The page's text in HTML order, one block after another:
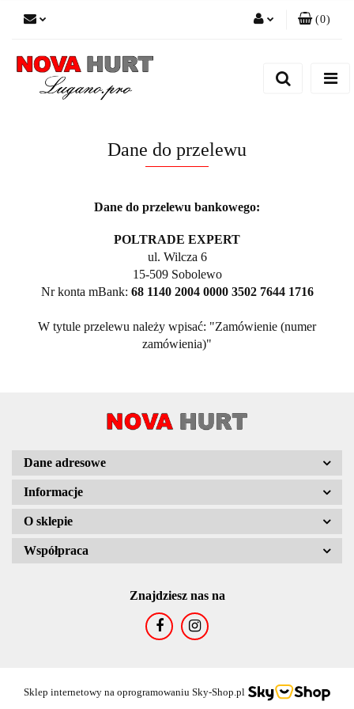
(0)
Dane do przelewu
Dane do przelewu bankowego:
POLTRADE EXPERT
ul. Wilcza 6
15-509 Sobolewo
Nr konta mBank: 68 1140 2004 0000 3502 7644 1716
W tytule przelewu należy wpisać: "Zamówienie (numer
zamówienia)"
Dane adresowe
Informacje
O sklepie
Współpraca
Znajdziesz nas na
Sklep internetowy na oprogramowaniu Sky-Shop.pl